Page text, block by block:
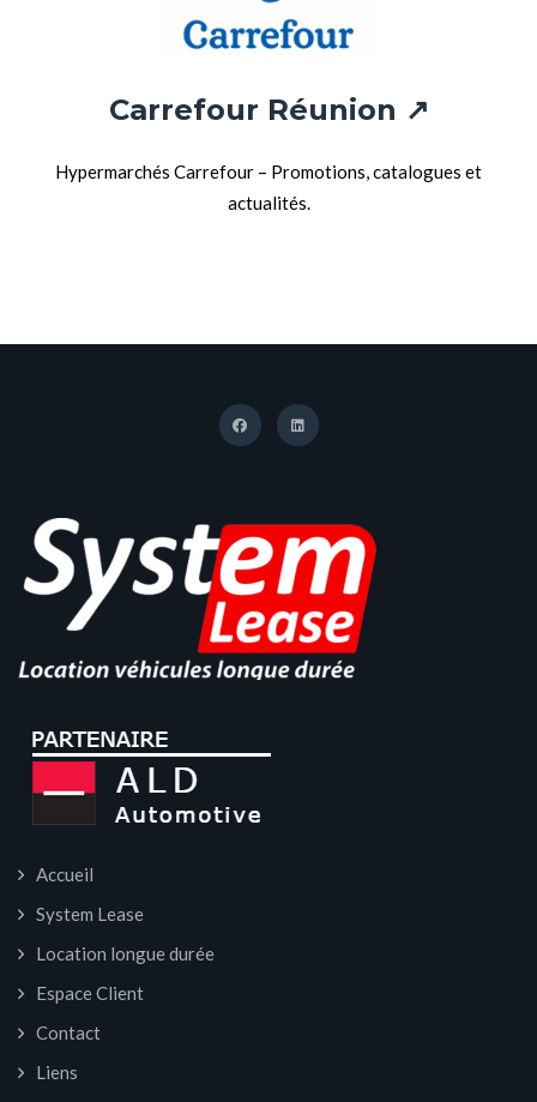
Carrefour Réunion ↗
Hypermarchés Carrefour – Promotions, catalogues et
actualités.
Accueil
System Lease
Location longue durée
Espace Client
Contact
Liens